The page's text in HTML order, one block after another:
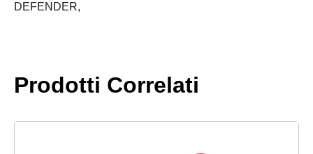
DEFENDER,
Prodotti Correlati